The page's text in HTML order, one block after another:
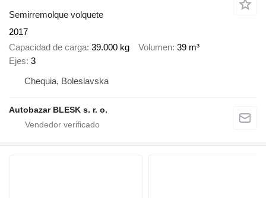
Semirremolque volquete
2017
Capacidad de carga 39.000 kg Volumen 39 m³
Ejes 3
Chequia, Boleslavska
Autobazar BLESK s. r. o.